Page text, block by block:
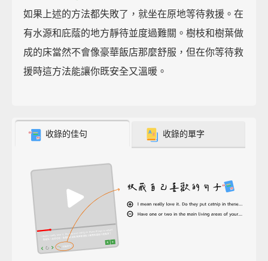
如果上述的方法都失敗了，就坐在原地等待救援。在
有水源和庇蔭的地方靜待並度過難關。樹枝和樹葉做
成的床當然不會像豪華飯店那麼舒服，但在你等待救
援時這方法能讓你既安全又溫暖。
收錄的佳句 收錄的單字